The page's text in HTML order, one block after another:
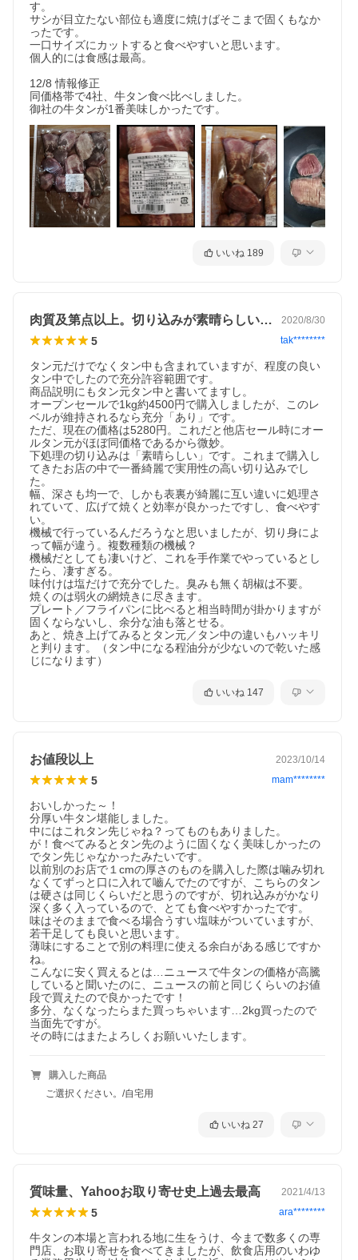
す。
サシが目立たない部位も適度に焼けばそこまで固くもなか
ったです。
一口サイズにカットすると食べやすいと思います。
個人的には食感は最高。
12/8 情報修正
同価格帯で4社、牛タン食べ比べしました。
御社の牛タンが1番美味しかったです。
いいね 189
肉質及第点以上。切り込みが素晴らしい仕事 2020/8/30
5 tak********
タン元だけでなくタン中も含まれていますが、程度の良い
タン中でしたので充分許容範囲です。
商品説明にもタン元タン中と書いてますし。
オープンセールで1kg約4500円で購入しましたが、このレ
ベルが維持されるなら充分「あり」です。
ただ、現在の価格は5280円。これだと他店セール時にオー
ルタン元がほぼ同価格であるから微妙。
下処理の切り込みは「素晴らしい」です。これまで購入し
てきたお店の中で一番綺麗で実用性の高い切り込みでし
た。
幅、深さも均一で、しかも表裏が綺麗に互い違いに処理さ
れていて、広げて焼くと効率が良かったですし、食べやす
い。
機械で行っているんだろうなと思いましたが、切り身によ
って幅が違う。複数種類の機械？
機械だとしても凄いけど、これを手作業でやっているとし
たら、凄すぎる。
味付けは塩だけで充分でした。臭みも無く胡椒は不要。
焼くのは弱火の網焼きに尽きます。
プレート／フライパンに比べると相当時間が掛かりますが
固くならないし、余分な油も落とせる。
あと、焼き上げてみるとタン元／タン中の違いもハッキリ
と判ります。（タン中になる程油分が少ないので乾いた感
じになります）
いいね 147
お値段以上 2023/10/14
5 mam********
おいしかった～！
分厚い牛タン堪能しました。
中にはこれタン先じゃね？ってものもありました。
が！食べてみるとタン先のように固くなく美味しかったの
でタン先じゃなかったみたいです。
以前別のお店で１cmの厚さのものを購入した際は噛み切れ
なくてずっと口に入れて嚙んでたのですが、こちらのタン
は硬さは同じくらいだと思うのですが、切れ込みがかなり
深く多く入っているので、とても食べやすかったです。
味はそのままで食べる場合うすい塩味がついていますが、
若干足しても良いと思います。
薄味にすることで別の料理に使える余白がある感じですか
ね。
こんなに安く買えるとは…ニュースで牛タンの価格が高騰
していると聞いたのに、ニュースの前と同じくらいのお値
段で買えたので良かったです！
多分、なくなったらまた買っちゃいます…2kg買ったので
当面先ですが。
その時にはまたよろしくお願いいたします。
購入した商品
ご選択ください。/自宅用
いいね 27
質味量、Yahooお取り寄せ史上過去最高 2021/4/13
5 ara********
牛タンの本場と言われる地に生をうけ、今まで数多くの専
門店、お取り寄せを食べてきましたが、飲食店用のいわゆ